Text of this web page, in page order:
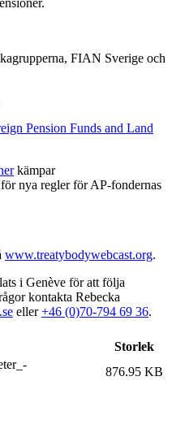
FIAN Sverige och
Pension Funds and Land
kämpar
nya regler för AP-fondernas
www.treatybodywebcast.org.
i Genève för att följa
kontakta Rebecka
eller+46 (0)70-794 69 36.
Storlek
876.95 KB